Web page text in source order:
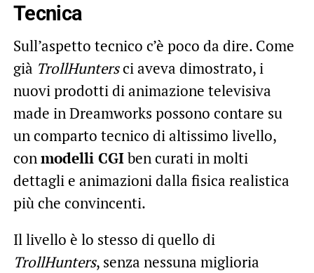
Tecnica
Sull’aspetto tecnico c’è poco da dire. Come
già TrollHuntersci aveva dimostrato, i
nuovi prodotti di animazione televisiva
made in Dreamworks possono contare su
un comparto tecnico di altissimo livello,
conmodelli CGIben curati in molti
dettagli e animazioni dalla fisica realistica
più che convincenti.
Il livello è lo stesso di quello di
TrollHunters, senza nessuna miglioria